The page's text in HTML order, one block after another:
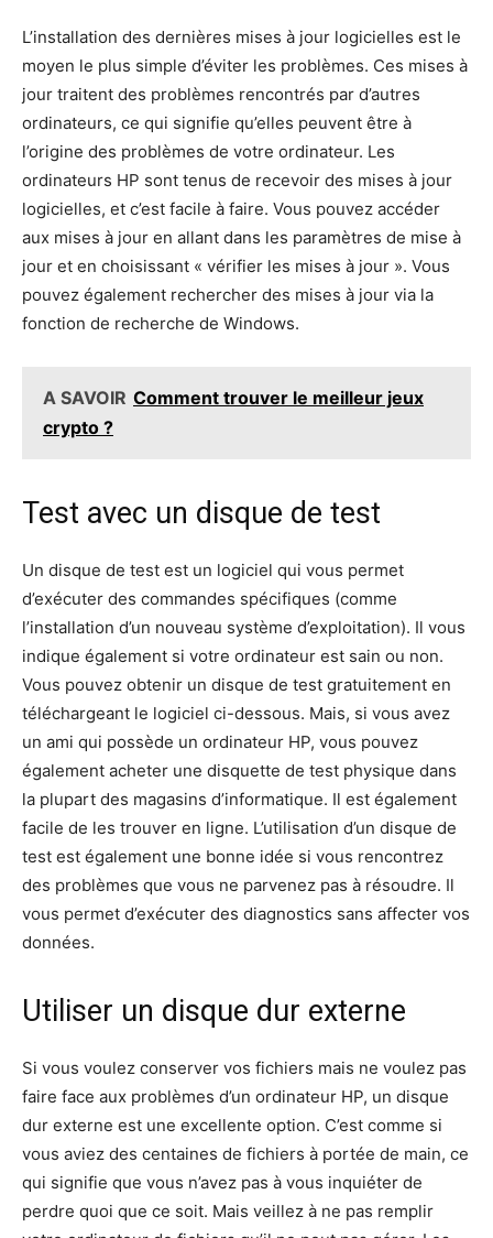
L’installation des dernières mises à jour logicielles est le
moyen le plus simple d’éviter les problèmes. Ces mises à
jour traitent des problèmes rencontrés par d’autres
ordinateurs, ce qui signifie qu’elles peuvent être à
l’origine des problèmes de votre ordinateur. Les
ordinateurs HP sont tenus de recevoir des mises à jour
logicielles, et c’est facile à faire. Vous pouvez accéder
aux mises à jour en allant dans les paramètres de mise à
jour et en choisissant « vérifier les mises à jour ». Vous
pouvez également rechercher des mises à jour via la
fonction de recherche de Windows.
A SAVOIR Comment trouver le meilleur jeux
crypto ?
Test avec un disque de test
Un disque de test est un logiciel qui vous permet
d’exécuter des commandes spécifiques (comme
l’installation d’un nouveau système d’exploitation). Il vous
indique également si votre ordinateur est sain ou non.
Vous pouvez obtenir un disque de test gratuitement en
téléchargeant le logiciel ci-dessous. Mais, si vous avez
un ami qui possède un ordinateur HP, vous pouvez
également acheter une disquette de test physique dans
la plupart des magasins d’informatique. Il est également
facile de les trouver en ligne. L’utilisation d’un disque de
test est également une bonne idée si vous rencontrez
des problèmes que vous ne parvenez pas à résoudre. Il
vous permet d’exécuter des diagnostics sans affecter vos
données.
Utiliser un disque dur externe
Si vous voulez conserver vos fichiers mais ne voulez pas
faire face aux problèmes d’un ordinateur HP, un disque
dur externe est une excellente option. C’est comme si
vous aviez des centaines de fichiers à portée de main, ce
qui signifie que vous n’avez pas à vous inquiéter de
perdre quoi que ce soit. Mais veillez à ne pas remplir